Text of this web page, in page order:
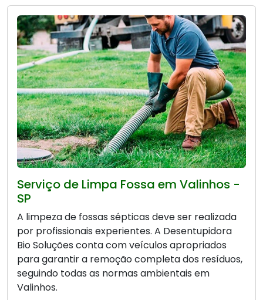
Serviço de Limpa Fossa em Valinhos -
SP
A limpeza de fossas sépticas deve ser realizada
por profissionais experientes. A Desentupidora
Bio Soluções conta com veículos apropriados
para garantir a remoção completa dos resíduos,
seguindo todas as normas ambientais em
Valinhos.